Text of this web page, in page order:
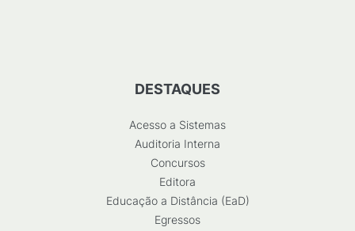
DESTAQUES
Acesso a Sistemas
Auditoria Interna
Concursos
Editora
Educação a Distância (EaD)
Egressos